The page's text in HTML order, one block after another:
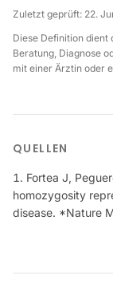
Zuletzt geprüft: 22.
Diese Definition
Beratung, Diagnose
mit einer Ärztin oder
QUELLEN
Fortea J,
homozygosity
disease. *Nature